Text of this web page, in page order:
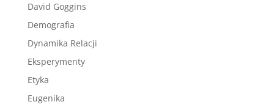
David Goggins
Demografia
Dynamika Relacji
Eksperymenty
Etyka
Eugenika